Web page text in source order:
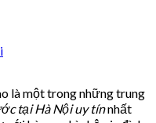
là một trong những trung
tại Hà Nội uy tínnhất